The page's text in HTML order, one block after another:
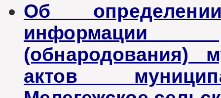
Об
информации
(обнародования)
актов